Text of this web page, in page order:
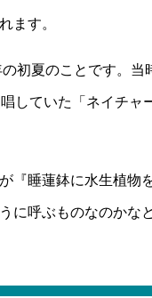
ます。
初夏のことです。
していた「ネイチャ
『睡蓮鉢に水生植物
に呼ぶものなのかな